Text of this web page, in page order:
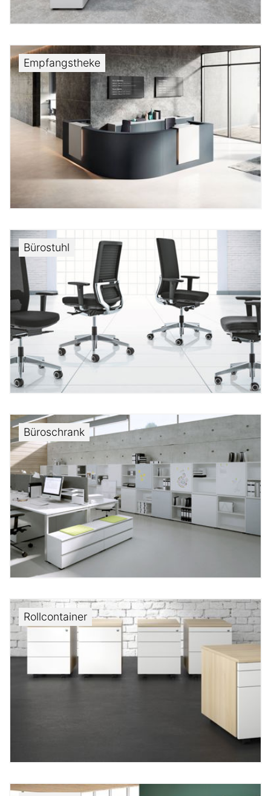
Empfangstheke
Bürostuhl
Büroschrank
Rollcontainer